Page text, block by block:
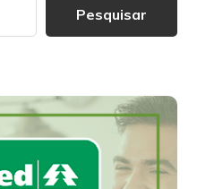
Pesquisar